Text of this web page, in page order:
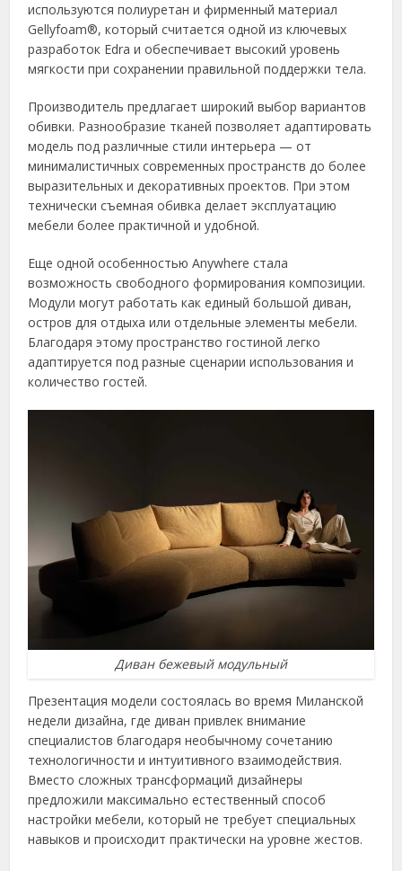
используются полиуретан и фирменный материал
Gellyfoam®, который считается одной из ключевых
разработок Edra и обеспечивает высокий уровень
мягкости при сохранении правильной поддержки тела.
Производитель предлагает широкий выбор вариантов
обивки. Разнообразие тканей позволяет адаптировать
модель под различные стили интерьера — от
минималистичных современных пространств до более
выразительных и декоративных проектов. При этом
технически съемная обивка делает эксплуатацию
мебели более практичной и удобной.
Еще одной особенностью Anywhere стала
возможность свободного формирования композиции.
Модули могут работать как единый большой диван,
остров для отдыха или отдельные элементы мебели.
Благодаря этому пространство гостиной легко
адаптируется под разные сценарии использования и
количество гостей.
Диван бежевый модульный
Презентация модели состоялась во время Миланской
недели дизайна, где диван привлек внимание
специалистов благодаря необычному сочетанию
технологичности и интуитивного взаимодействия.
Вместо сложных трансформаций дизайнеры
предложили максимально естественный способ
настройки мебели, который не требует специальных
навыков и происходит практически на уровне жестов.